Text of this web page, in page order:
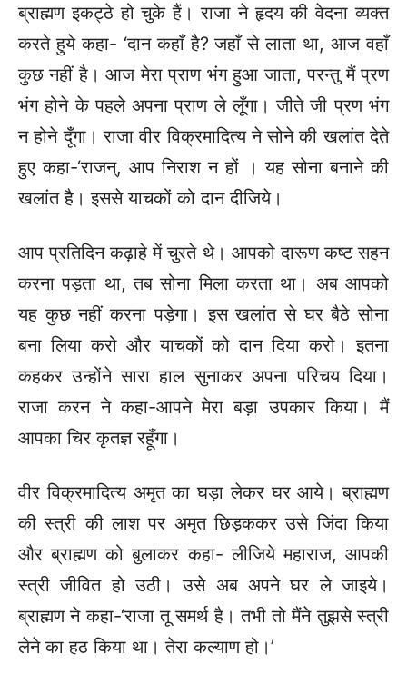
ब्राह्मण इकट्ठे हो चुके हैं। राजा ने हृदय की वेदना व्यक्त
करते हुये कहा- ‘दान कहाँ है? जहाँ से लाता था, आज वहाँ
कुछ नहीं है। आज मेरा प्राण भंग हुआ जाता, परन्तु मैं प्रण
भंग होने के पहले अपना प्राण ले लूँगा। जीते जी प्रण भंग
न होने दूँगा। राजा वीर विक्रमादित्य ने सोने की खलांत देते
हुए कहा-‘राजन्, आप निराश न हों । यह सोना बनाने की
खलांत है। इससे याचकों को दान दीजिये।
आप प्रतिदिन कढ़ाहे में चुरते थे। आपको दारूण कष्ट सहन
करना पड़ता था, तब सोना मिला करता था। अब आपको
यह कुछ नहीं करना पड़ेगा। इस खलांत से घर बैठे सोना
बना लिया करो और याचकों को दान दिया करो। इतना
कहकर उन्होंने सारा हाल सुनाकर अपना परिचय दिया।
राजा करन ने कहा-आपने मेरा बड़ा उपकार किया। मैं
आपका चिर कृतज्ञ रहूँगा।
वीर विक्रमादित्य अमृत का घड़ा लेकर घर आये। ब्राह्मण
की स्त्री की लाश पर अमृत छिड़ककर उसे जिंदा किया
और ब्राह्मण को बुलाकर कहा- लीजिये महाराज, आपकी
स्त्री जीवित हो उठी। उसे अब अपने घर ले जाइये।
ब्राह्मण ने कहा-‘राजा तू समर्थ है। तभी तो मैंने तुझसे स्त्री
लेने का हठ किया था। तेरा कल्याण हो।’